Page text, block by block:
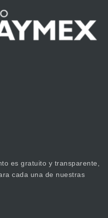
es gratuito y transparente,
cada una de nuestras